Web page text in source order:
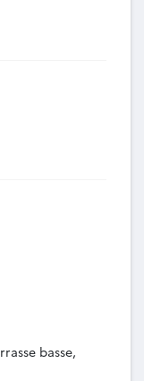
basse,